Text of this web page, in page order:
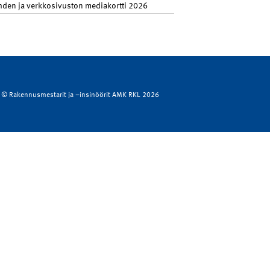
ja verkkosivuston mediakortti 2026
© Rakennusmestarit ja –insinöörit AMK RKL 2026